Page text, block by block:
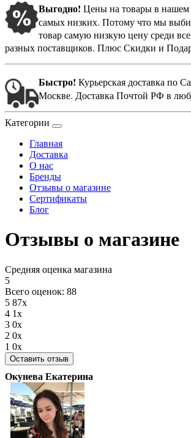
Выгодно! Цены на товары в нашем
самых низких. Потому что мы
товар самую низкую цену среди
разных поставщиков. Плюс Скидки и
Быстро! Курьерская доставка по
Москве. Доставка Почтой РФ в
Категории
Главная
Доставка
О нас
Бренды
Отзывы о магазине
Сертификаты
Блог
Отзывы о магазине
Средняя оценка магазина
5
Всего оценок: 88
5 87x
4 1x
3 0x
2 0x
1 0x
Оставить отзыв
Окунева Екатерина